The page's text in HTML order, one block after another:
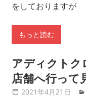
をしておりますが
もっと読む
アディクトク
店舗へ行って
2021年4月21日